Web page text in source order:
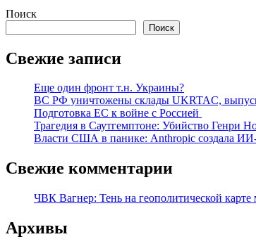
Поиск
Поиск
Свежие записи
Еще один фронт т.н. Украины?
ВС РФ уничтожены склады UKRTAC,
Подготовка ЕС к войне с Россией
Трагедия в Саутгемптоне: Убийство Генри
Власти США в панике: Anthropic создала
Свежие комментарии
ЧВК Вагнер: Тень на геополитической
Архивы